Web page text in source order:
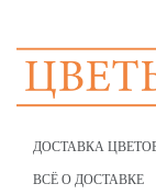
ДОСТАВКА
ВСЁ О ДОСТАВКЕ